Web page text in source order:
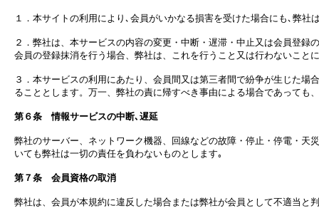
１．本サイトの利用により､会員がいかなる損害を受けた場合にも､弊社
２．弊社は、本サービスの内容の変更・中断・遅滞・中止又は会員登
会員の登録抹消を行う場合、弊社は、これを行うこと又は行わないこと
３．本サービスの利用にあたり、会員間又は第三者間で紛争が生じた
ることとします。万一、弊社の責に帰すべき事由による場合であって
第６条 情報サービスの中断､遅延
弊社のサーバー、ネットワーク機器、回線などの故障・停止・停電・
いても弊社は一切の責任を負わないものとします｡
第７条 会員資格の取消
弊社は、会員が本規約に違反した場合または弊社が会員として不適当